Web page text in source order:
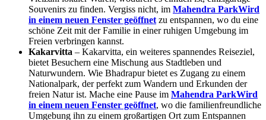
Souvenirs zu finden. Vergiss nicht, im Mahendra ParkWird
in einem neuen Fenster geöffnet zu entspannen, wo du eine
schöne Zeit mit der Familie in einer ruhigen Umgebung im
Freien verbringen kannst.
Kakarvitta – Kakarvitta, ein weiteres spannendes Reiseziel,
bietet Besuchern eine Mischung aus Stadtleben und
Naturwundern. Wie Bhadrapur bietet es Zugang zu einem
Nationalpark, der perfekt zum Wandern und Erkunden der
freien Natur ist. Mache eine Pause im Mahendra ParkWird
in einem neuen Fenster geöffnet, wo die familienfreundliche
Umgebung ihn zu einem großartigen Ort zum Entspannen